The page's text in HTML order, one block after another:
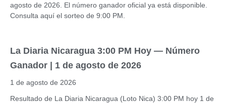
agosto de 2026. El número ganador oficial ya está disponible.
Consulta aquí el sorteo de 9:00 PM.
La Diaria Nicaragua 3:00 PM Hoy — Número
Ganador | 1 de agosto de 2026
1 de agosto de 2026
Resultado de La Diaria Nicaragua (Loto Nica) 3:00 PM hoy 1 de